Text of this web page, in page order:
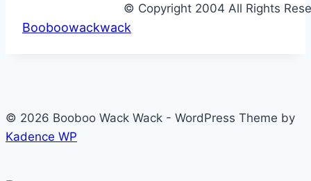
© Copyright 2004 All Rights
Booboowackwack
© 2026 Booboo Wack Wack - WordPress Theme by
Kadence WP